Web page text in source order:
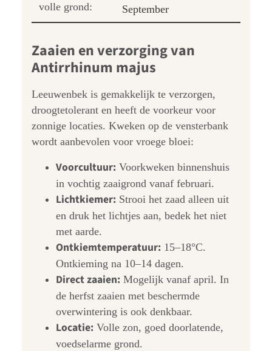
volle grond:
September
Zaaien en verzorging van
Antirrhinum majus
Leeuwenbek is gemakkelijk te verzorgen,
droogtetolerant en heeft de voorkeur voor
zonnige locaties. Kweken op de vensterbank
wordt aanbevolen voor vroege bloei:
Voorcultuur: Voorkweken binnenshuis
in vochtig zaaigrond vanaf februari.
Lichtkiemer: Strooi het zaad alleen uit
en druk het lichtjes aan, bedek het niet
met aarde.
Ontkiemtemperatuur: 15–18°C.
Ontkieming na 10–14 dagen.
Direct zaaien: Mogelijk vanaf april. In
de herfst zaaien met beschermde
overwintering is ook denkbaar.
Locatie: Volle zon, goed doorlatende,
voedselarme grond.